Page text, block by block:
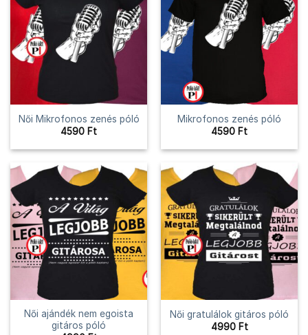
Női Mikrofonos zenés póló
4590 Ft
Mikrofonos zenés póló
4590 Ft
Női ajándék nem egoista
gitáros póló
Női gratulálok gitáros póló
4990 Ft